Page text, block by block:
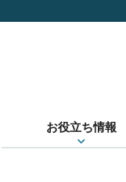
お役立ち情報